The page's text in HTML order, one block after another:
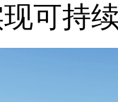
可持